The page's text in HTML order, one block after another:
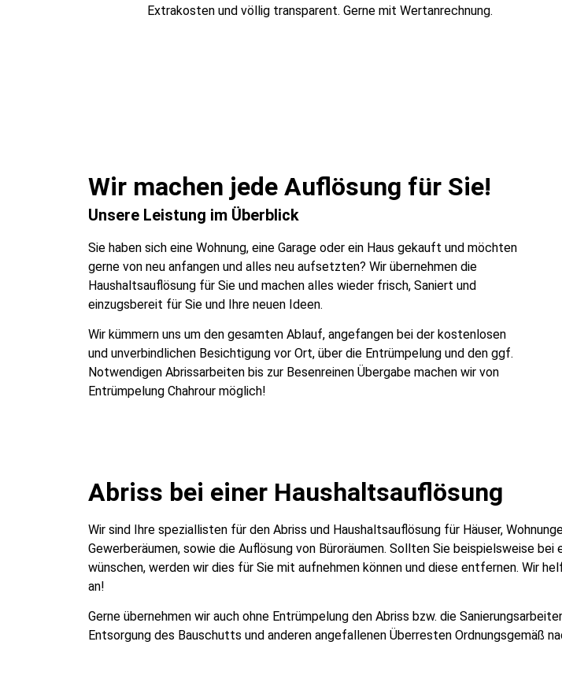
Extrakosten und völlig transparent. Gerne mit Wertanrechnung.
Wir machen jede Auflösung für Sie!​
Unsere Leistung im Überblick
Sie haben sich eine Wohnung, eine Garage oder ein Haus gekauft und möchten
gerne von neu anfangen und alles neu aufsetzten? Wir übernehmen die
Haushaltsauflösung für Sie und machen alles wieder frisch, Saniert und
einzugsbereit für Sie und Ihre neuen Ideen.
Wir kümmern uns um den gesamten Ablauf, angefangen bei der kostenlosen
und unverbindlichen Besichtigung vor Ort, über die Entrümpelung und den ggf.
Notwendigen Abrissarbeiten bis zur Besenreinen Übergabe machen wir von
Entrümpelung Chahrour möglich!
Abriss bei einer Haushaltsauflösung
Wir sind Ihre speziallisten für den Abriss und Haushaltsauflösung für Häuser,
Gewerberäumen, sowie die Auflösung von Büroräumen. Sollten Sie beispielsweise
wünschen, werden wir dies für Sie mit aufnehmen können und diese entfernen. Wir
an!
Gerne übernehmen wir auch ohne Entrümpelung den Abriss bzw. die
Entsorgung des Bauschutts und anderen angefallenen Überresten Ordnungsgemäß